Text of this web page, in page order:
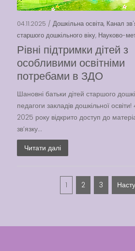
04.11.2025 / Дошкільна освіта, Канал
старшого дошкільного віку, Науково-
Рівні підтримки дітей з
особливими освітніми
потребами в ЗДО
Шановні батьки дітей старшого
педагоги закладів дошкільної
2025 року відкрито доступ до
зв’язку...
Читати далі
1 2 3